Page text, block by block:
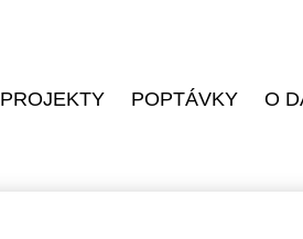
PROJEKTY POPTÁVKY O